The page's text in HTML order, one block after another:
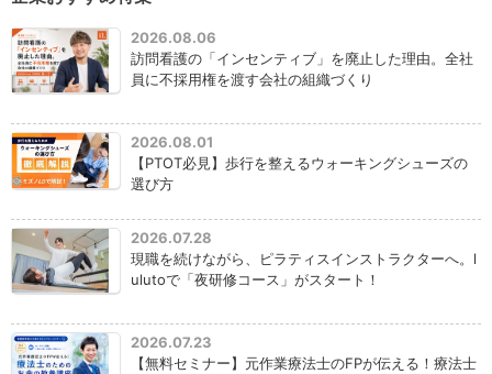
2026.08.06
訪問看護の「インセンティブ」を廃止した理由。全社
員に不採用権を渡す会社の組織づくり
2026.08.01
【PTOT必見】歩行を整えるウォーキングシューズの
選び方
2026.07.28
現職を続けながら、ピラティスインストラクターへ。l
ulutoで「夜研修コース」がスタート！
2026.07.23
【無料セミナー】元作業療法士のFPが伝える！療法士